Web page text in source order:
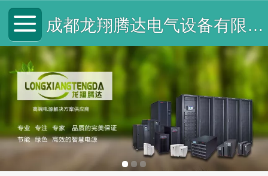
成都龙翔腾达电气设备有限公司